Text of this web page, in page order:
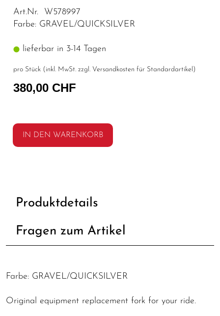
Art.Nr. W578997
Farbe: GRAVEL/QUICKSILVER
lieferbar in 3-14 Tagen
pro Stück (inkl. MwSt. zzgl. Versandkosten für Standardartikel )
380,00 CHF
IN DEN WARENKORB
Produktdetails
Fragen zum Artikel
Farbe: GRAVEL/QUICKSILVER
Original equipment replacement fork for your ride.